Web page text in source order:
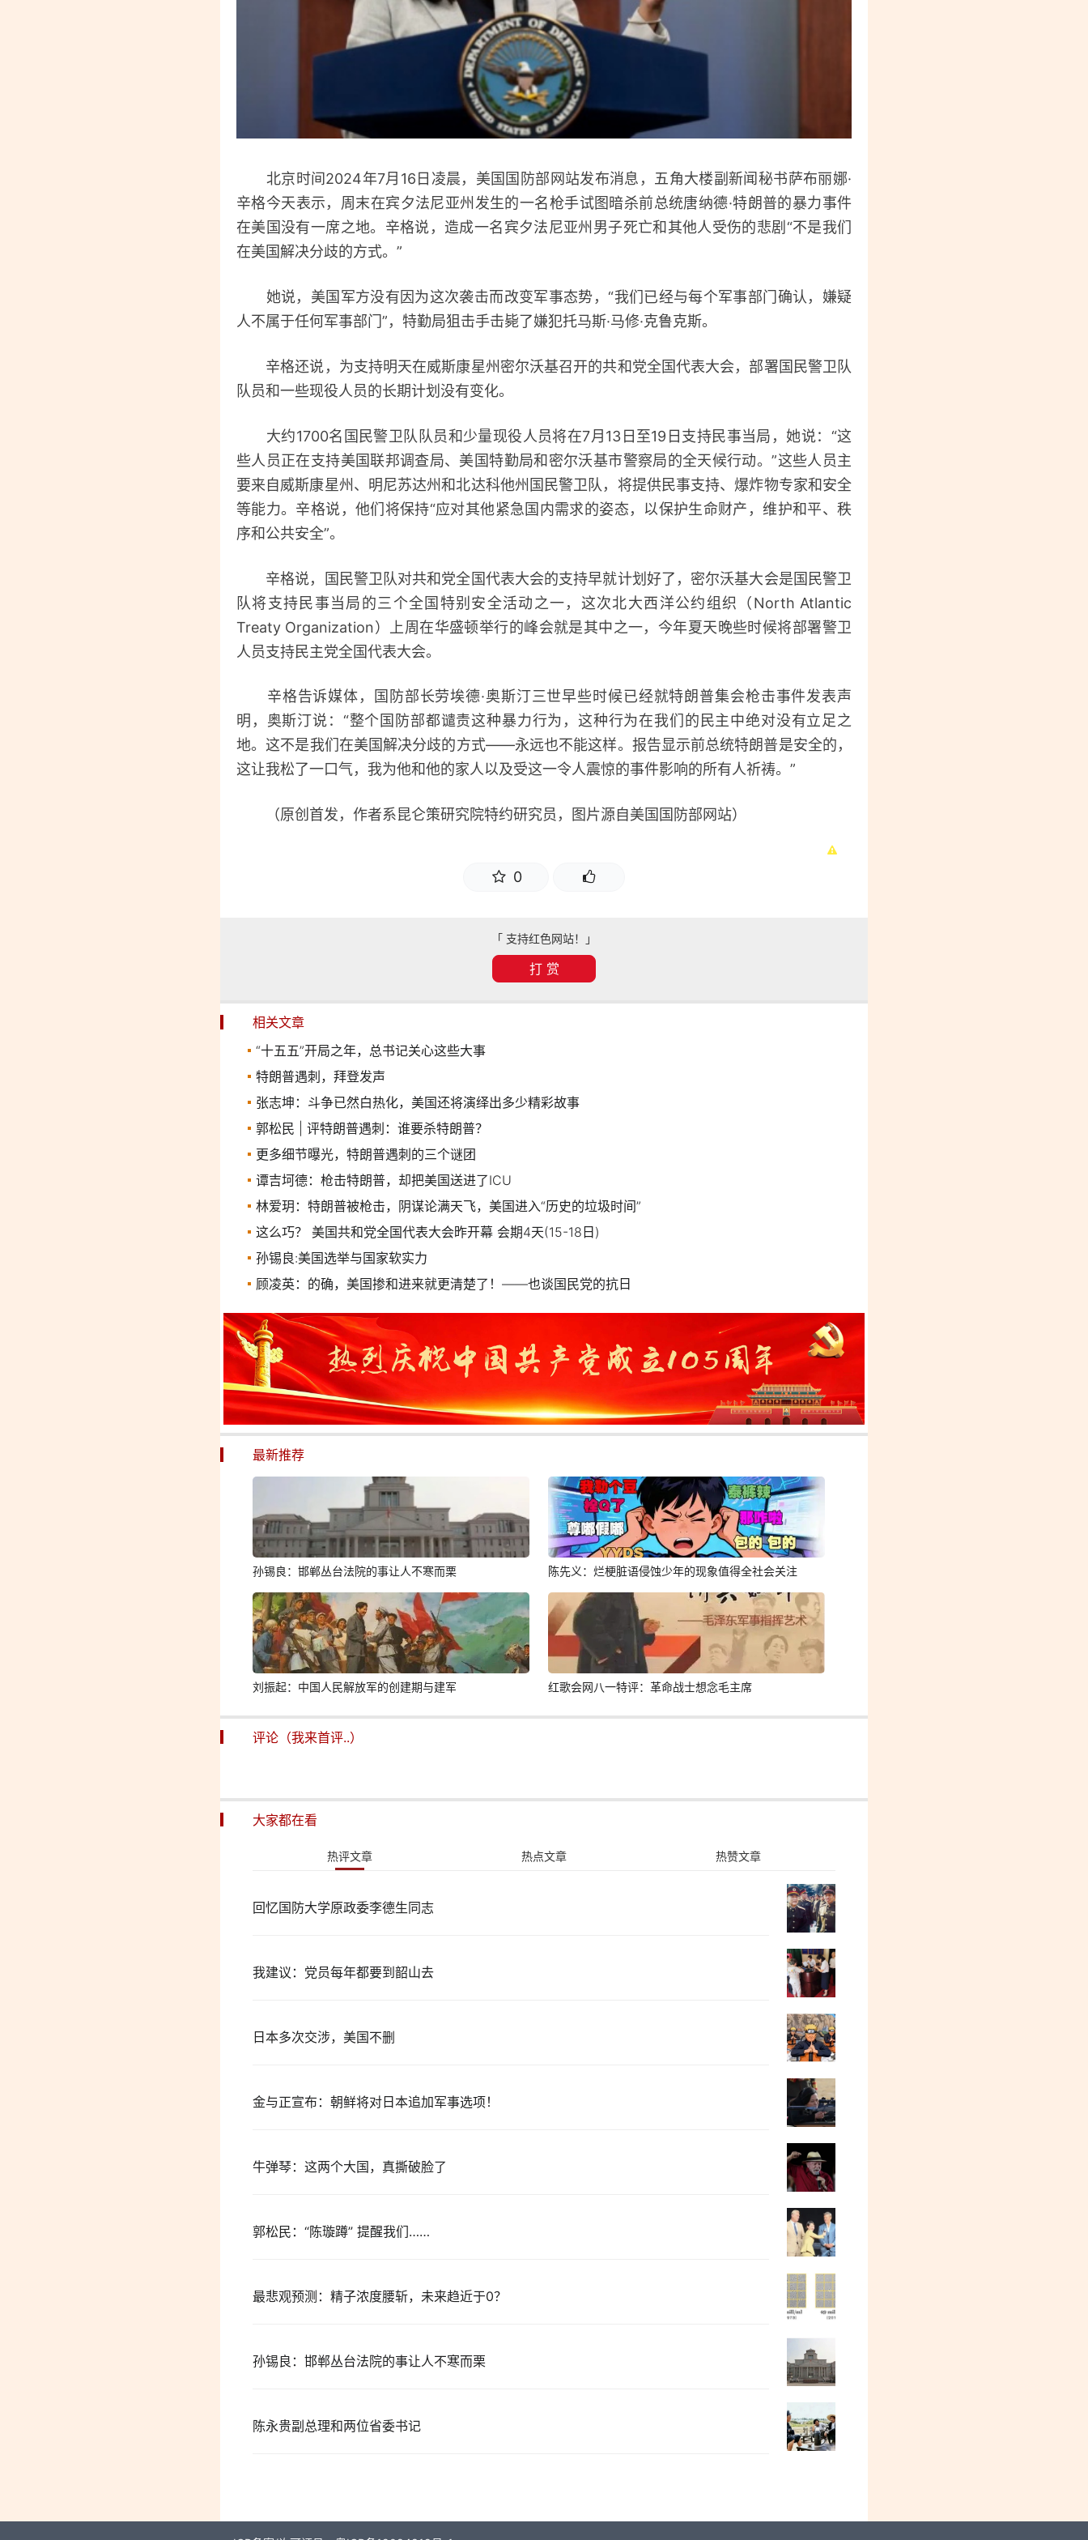
北京时间2024年7月16日凌晨，美国国防部网站发布消息，五角大楼副新闻秘书萨布丽娜·
辛格今天表示，周末在宾夕法尼亚州发生的一名枪手试图暗杀前总统唐纳德·特朗普的暴力事件
在美国没有一席之地。辛格说，造成一名宾夕法尼亚州男子死亡和其他人受伤的悲剧“不是我们
在美国解决分歧的方式。”
她说，美国军方没有因为这次袭击而改变军事态势，“我们已经与每个军事部门确认，嫌疑
人不属于任何军事部门”，特勤局狙击手击毙了嫌犯托马斯·马修·克鲁克斯。
辛格还说，为支持明天在威斯康星州密尔沃基召开的共和党全国代表大会，部署国民警卫队
队员和一些现役人员的长期计划没有变化。
大约1700名国民警卫队队员和少量现役人员将在7月13日至19日支持民事当局，她说：“这
些人员正在支持美国联邦调查局、美国特勤局和密尔沃基市警察局的全天候行动。”这些人员主
要来自威斯康星州、明尼苏达州和北达科他州国民警卫队，将提供民事支持、爆炸物专家和安全
等能力。辛格说，他们将保持“应对其他紧急国内需求的姿态，以保护生命财产，维护和平、秩
序和公共安全”。
辛格说，国民警卫队对共和党全国代表大会的支持早就计划好了，密尔沃基大会是国民警卫
队将支持民事当局的三个全国特别安全活动之一，这次北大西洋公约组织（North Atlantic
Treaty Organization）上周在华盛顿举行的峰会就是其中之一，今年夏天晚些时候将部署警卫
人员支持民主党全国代表大会。
辛格告诉媒体，国防部长劳埃德·奥斯汀三世早些时候已经就特朗普集会枪击事件发表声
明，奥斯汀说：“整个国防部都谴责这种暴力行为，这种行为在我们的民主中绝对没有立足之
地。这不是我们在美国解决分歧的方式——永远也不能这样。报告显示前总统特朗普是安全的，
这让我松了一口气，我为他和他的家人以及受这一令人震惊的事件影响的所有人祈祷。”
（原创首发，作者系昆仑策研究院特约研究员，图片源自美国国防部网站）
0
「 支持红色网站！」
打 赏
相关文章
“十五五”开局之年，总书记关心这些大事
特朗普遇刺，拜登发声
张志坤：斗争已然白热化，美国还将演绎出多少精彩故事
郭松民 | 评特朗普遇刺：谁要杀特朗普？
更多细节曝光，特朗普遇刺的三个谜团
谭吉坷德：枪击特朗普，却把美国送进了ICU
林爱玥：特朗普被枪击，阴谋论满天飞，美国进入“历史的垃圾时间”
这么巧？ 美国共和党全国代表大会昨开幕 会期4天(15-18日)
孙锡良:美国选举与国家软实力
顾凌英：的确，美国掺和进来就更清楚了！——也谈国民党的抗日
最新推荐
孙锡良：邯郸丛台法院的事让人不寒而栗 陈先义：烂梗脏语侵蚀少年的现象值得全社会关注
刘振起：中国人民解放军的创建期与建军 红歌会网八一特评：革命战士想念毛主席
评论（我来首评..）
大家都在看
热评文章 热点文章 热赞文章
回忆国防大学原政委李德生同志
我建议：党员每年都要到韶山去
日本多次交涉，美国不删
金与正宣布：朝鲜将对日本追加军事选项！
牛弹琴：这两个大国，真撕破脸了
郭松民：“陈璇蹲” 提醒我们……
最悲观预测：精子浓度腰斩，未来趋近于0？
孙锡良：邯郸丛台法院的事让人不寒而栗
陈永贵副总理和两位省委书记